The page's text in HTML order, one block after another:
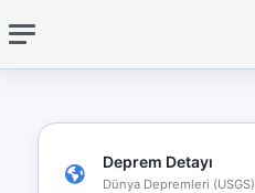
Deprem Detayı
Dünya Depremleri (USGS)